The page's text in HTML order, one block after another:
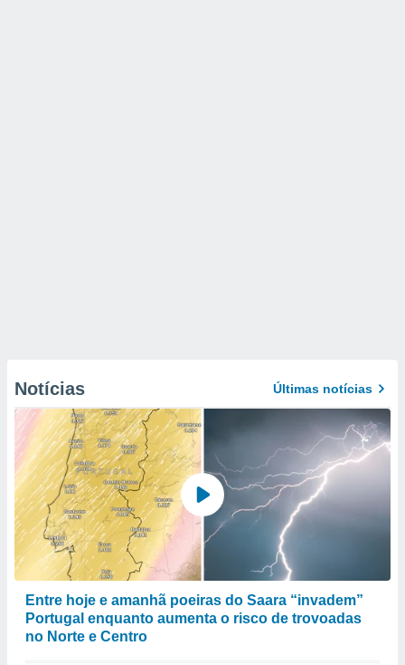
Notícias Últimas notícias
Entre hoje e amanhã poeiras do Saara “invadem”
Portugal enquanto aumenta o risco de trovoadas
no Norte e Centro